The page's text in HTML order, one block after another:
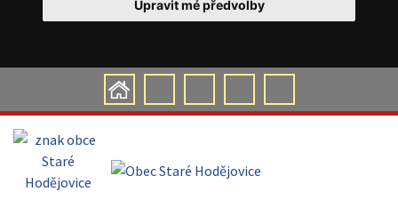
Upravit mé předvolby